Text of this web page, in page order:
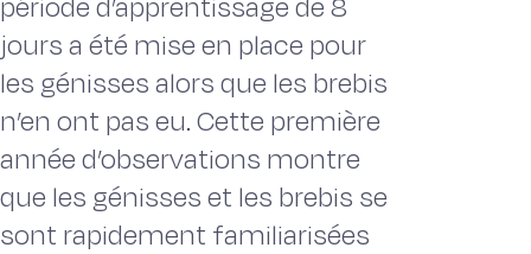
jours a été mise en place pour
les génisses alors que les brebis
n’en ont pas eu. Cette première
année d’observations montre
que les génisses et les brebis se
sont rapidement familiarisées